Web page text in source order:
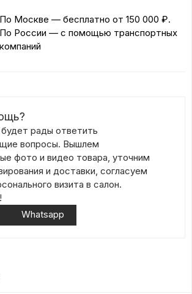
По Москве — бесплатно от 150 000 ₽.
По России — с помощью транспортных
компаний
рады ответить
вопросы. Вышлем
фото и видео товара, уточним
и доставки, согласуем
визита в салон.
Whatsapp